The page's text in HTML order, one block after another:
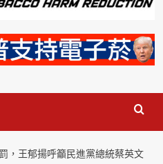
，王郁揚呼籲民進黨總統蔡英文